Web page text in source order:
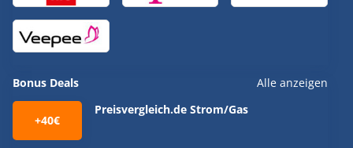
Bonus Deals Alle anzeigen
+40€
Preisvergleich.de Strom/Gas